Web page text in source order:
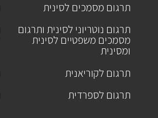
תרגום מסמכים לסינית
תרגום נוטריוני לסינית ותרגום
מסמכים משפטיים לסינית
ומסינית
תרגום לקוריאנית
תרגום לספרדית